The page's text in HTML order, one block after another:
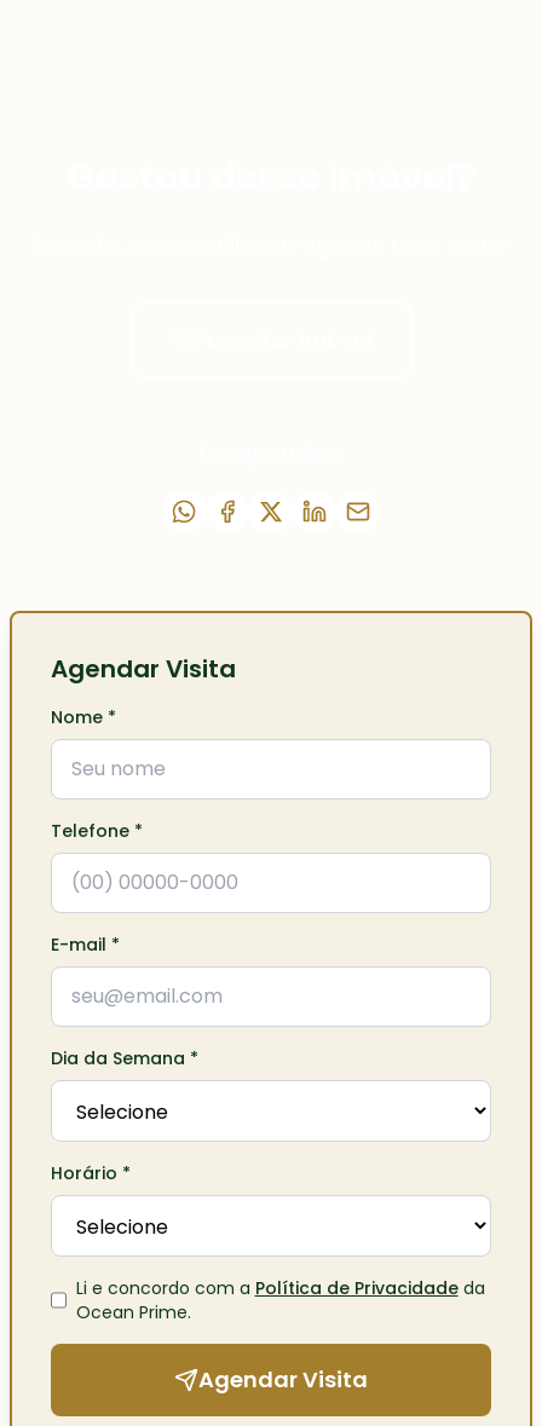
Agendar Visita
Nome *
Telefone *
E-mail *
Dia da Semana *
Horário *
Li e concordo com a Política de Privacidadeda
Ocean Prime.
Agendar Visita